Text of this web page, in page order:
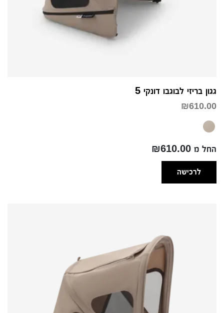
גגון בריזי לבוגבו דונקי 5
₪610.00
החל מ ₪610.00
לרכישה